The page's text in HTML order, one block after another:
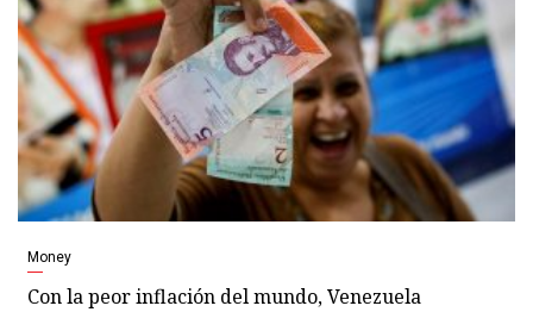
Money
Con la peor inflación del mundo, Venezuela